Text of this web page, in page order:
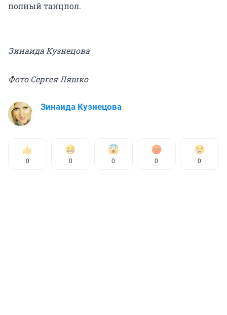
полный танцпол.
Зинаида Кузнецова
Фото Сергея Ляшко
Зинаида Кузнецова
0 0 0 0 0